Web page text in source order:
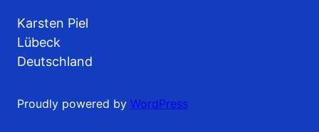
Karsten Piel
Lübeck
Deutschland
Proudly powered by WordPress